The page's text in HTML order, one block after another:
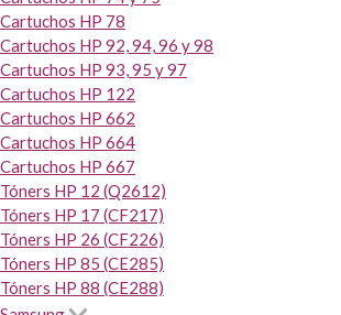
Cartuchos HP 78
Cartuchos HP 92, 94, 96 y 98
Cartuchos HP 93, 95 y 97
Cartuchos HP 122
Cartuchos HP 662
Cartuchos HP 664
Cartuchos HP 667
Tóners HP 12 (Q2612)
Tóners HP 17 (CF217)
Tóners HP 26 (CF226)
Tóners HP 85 (CE285)
Tóners HP 88 (CE288)